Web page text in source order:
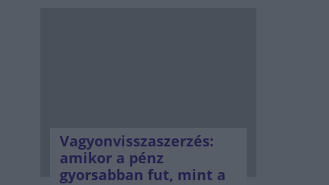
Vagyonvisszaszerzés:
amikor a pénz
gyorsabban fut, mint a